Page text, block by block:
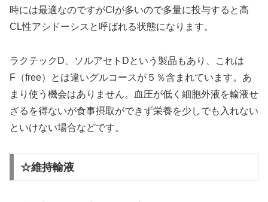
時には最適なのですがClが多いので多量に投与すると高
CL性アシドーシスと呼ばれる状態になります。
ラクテックD、ソルアセトDという製品もあり、これは
F（free）とは違いグルコースが５％含まれています。あ
まり使う機会はありません。血圧が低く細胞外液を輸液せ
ざるを得ないが食事摂取ができず栄養を少しでも入れない
といけない場合などです。
☆維持輸液